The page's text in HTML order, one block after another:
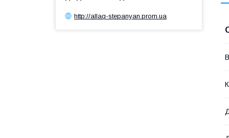
http://allaq-stepanyan.prom.ua